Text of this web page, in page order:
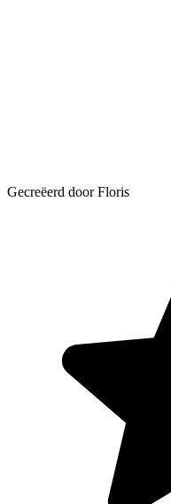
Gecreëerd door Floris